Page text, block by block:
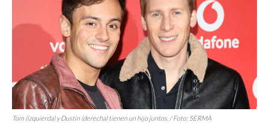
Tom (izquierda) y Dustin (derecha) tienen un hijo juntos. / Foto: SERMA